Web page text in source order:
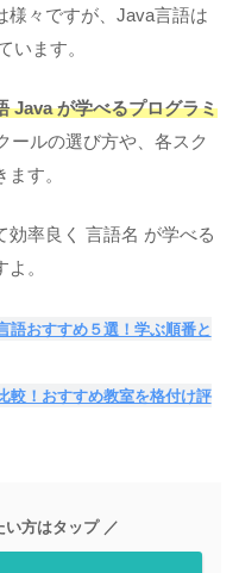
様々ですが、Java言語は
います。
Java が学べるプログラミ
ールの選び方や、各スク
す。
効率良く 言語名 が学べる
。
語おすすめ５選！学ぶ順番と
較！おすすめ教室を格付け評
い方はタップ ／